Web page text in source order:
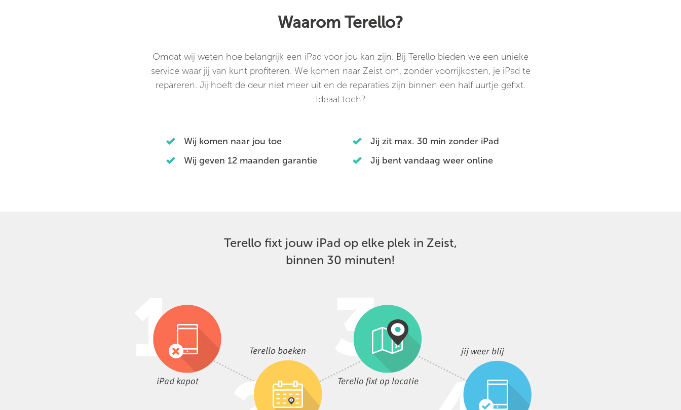
Waarom Terello?
Omdat wij weten hoe belangrijk een iPad voor jou kan zijn. Bij Terello bieden we een unieke
service waar jij van kunt profiteren. We komen naar Zeist om, zonder voorrijkosten, je iPad te
repareren. Jij hoeft de deur niet meer uit en de reparaties zijn binnen een half uurtje gefixt.
Ideaal toch?
Wij komen naar jou toe
Jij zit max. 30 min zonder iPad
Wij geven 12 maanden garantie
Jij bent vandaag weer online
Terello fixt jouw iPad op elke plek in Zeist,
binnen 30 minuten!
iPad kapot
Terello boeken
Terello fixt op locatie
jij weer blij